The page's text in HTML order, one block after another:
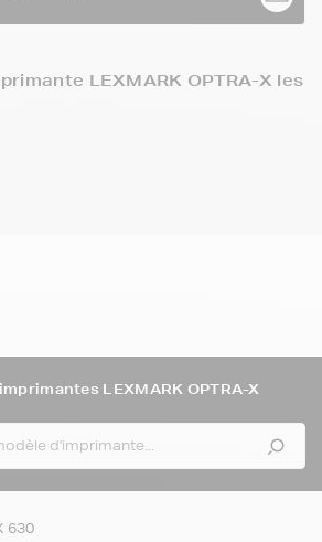
LEXMARK OPTRA-X les
LEXMARK OPTRA-X
630